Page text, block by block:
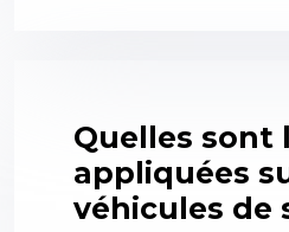
Quelles sont
appliquées
véhicules de